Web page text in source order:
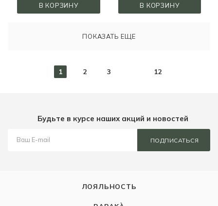
В КОРЗИНУ В КОРЗИНУ
ПОКАЗАТЬ ЕЩЕ
1 2 3 12
Будьте в курсе наших акций и новостей
ПОДПИСАТЬСЯ
ЛОЯЛЬНОСТЬ